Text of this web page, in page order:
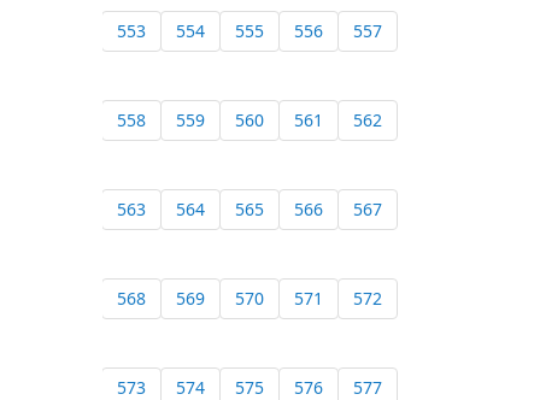
553 554 555 556 557
558 559 560 561 562
563 564 565 566 567
568 569 570 571 572
573 574 575 576 577